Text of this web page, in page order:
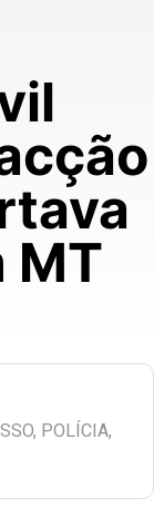
MT
, POLÍCIA,